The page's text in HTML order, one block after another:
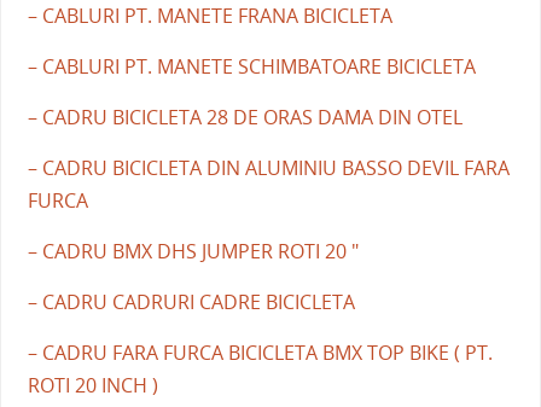
– CABLURI PT. MANETE FRANA BICICLETA
– CABLURI PT. MANETE SCHIMBATOARE BICICLETA
– CADRU BICICLETA 28 DE ORAS DAMA DIN OTEL
– CADRU BICICLETA DIN ALUMINIU BASSO DEVIL FARA
FURCA
– CADRU BMX DHS JUMPER ROTI 20 "
– CADRU CADRURI CADRE BICICLETA
– CADRU FARA FURCA BICICLETA BMX TOP BIKE ( PT.
ROTI 20 INCH )